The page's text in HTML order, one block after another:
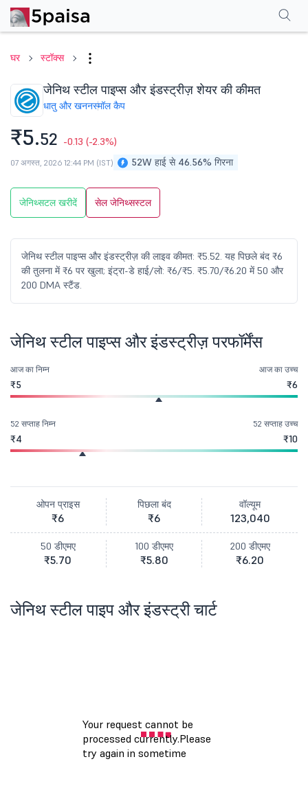
घर स्टॉक्स
जेनिथ स्टील पाइप्स और इंडस्ट्रीज़ शेयर की कीमत
धातु और खननस्मॉल कैप
₹5.52 -0.13 (-2.3%)
52W हाई से 46.56% गिरना
07 अगस्त, 2026 12:44 PM (IST)
जेनिथ्सटल खरीदें सेल जेनिथ्सस्टल
जेनिथ स्टील पाइप्स और इंडस्ट्रीज़ की लाइव कीमत: ₹5.52. यह पिछले बंद ₹6
की तुलना में ₹6 पर खुला; इंट्रा-डे हाई/लो: ₹6/₹5. ₹5.70/₹6.20 में 50 और
200 DMA स्टैंड.
परफॉर्मेंसफाइनेंशियल्स सामान्य प्रश्न
जेनिथ स्टील पाइप्स और इंडस्ट्रीज़ परफॉर्मेंस
आज का निम्न
₹5
आज का उच्च
₹6
52 सप्ताह निम्न
₹4
52 सप्ताह उच्च
₹10
ओपन प्राइस
₹6
पिछला बंद
₹6
वॉल्यूम
123,040
50 डीएमए
₹5.70
100 डीएमए
₹5.80
200 डीएमए
₹6.20
जेनिथ स्टील पाइप और इंडस्ट्री चार्ट